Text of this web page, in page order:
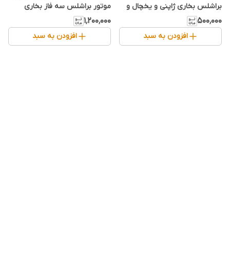
براشلس بخاری ژاپنی و یخچال و
غیره taiwan ic error 62
۵۰۰٬۰۰۰
افزودن به سبد
موتور براشلس سه فاز بخاری
ژاپنی و یخچال و غیره error 62
۱٬۲۰۰٬۰۰۰
افزودن به سبد